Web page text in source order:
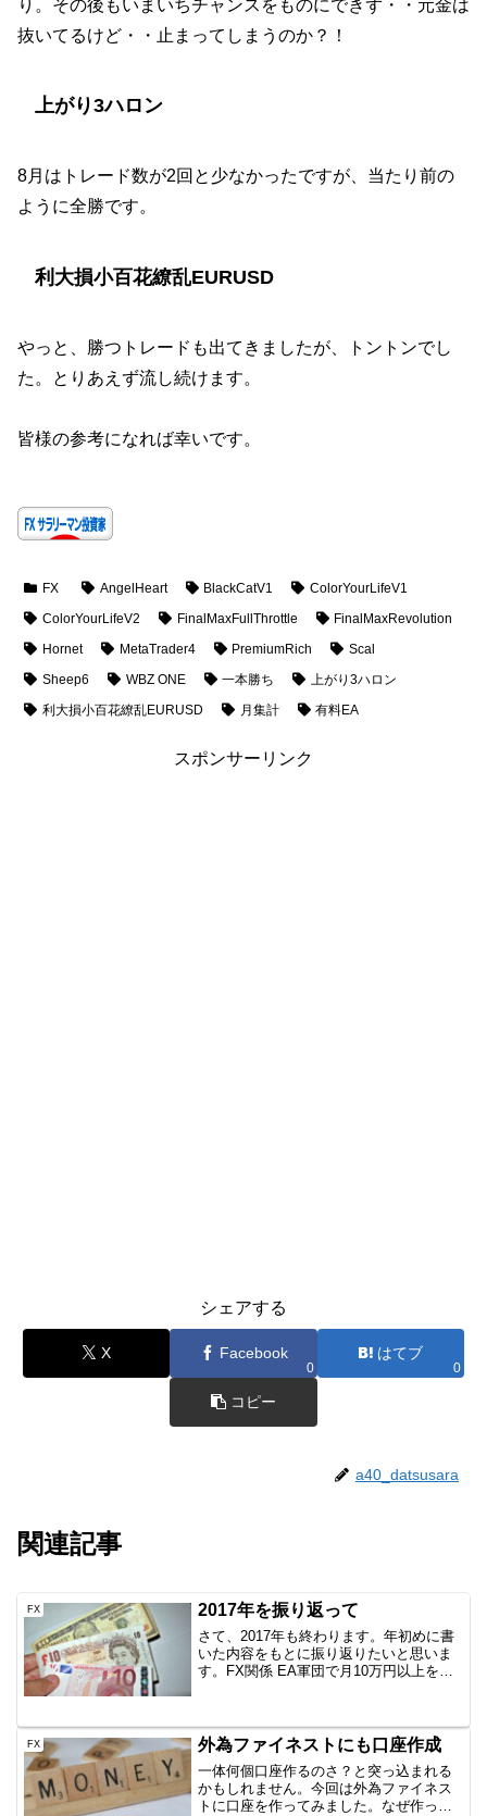
り。その後もいまいちチャンスをものにできず・・元金は
抜いてるけど・・止まってしまうのか？！
上がり3ハロン
8月はトレード数が2回と少なかったですが、当たり前の
ように全勝です。
利大損小百花繚乱EURUSD
やっと、勝つトレードも出てきましたが、トントンでし
た。とりあえず流し続けます。
皆様の参考になれば幸いです。
FX AngelHeart BlackCatV1
ColorYourLifeV1
ColorYourLifeV2
FinalMaxFullThrottle
FinalMaxRevolution
Hornet
MetaTrader4 PremiumRich
Scal
Sheep6
WBZ ONE 一本勝ち
上がり3ハロン
利大損小百花繚乱EURUSD
月集計 有料EA
スポンサーリンク
シェアする
X Facebook
0
はてブ
0
コピー
a40_datsusara
関連記事
FX 2017年を振り返って
さて、2017年も終わります。年初めに書
いた内容をもとに振り返りたいと思いま
す。FX関係 EA軍団で月10万円以上を稼
のは作れるようになった 裁量トレードを
期待値レ...
FX 外為ファイネストにも口座作成
一体何個口座作るのさ？と突っ込まれる
かもしれません。今回は外為ファイネス
トに口座を作ってみました。なぜ作った